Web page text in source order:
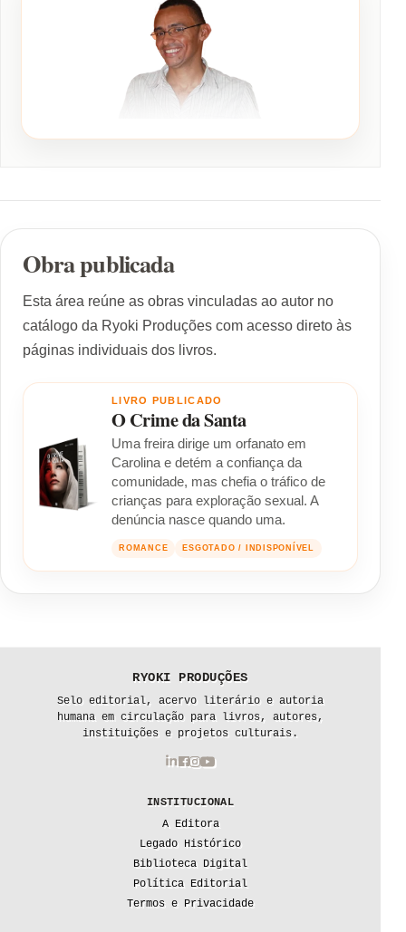
Obra publicada
Esta área reúne as obras vinculadas ao autor no
catálogo da Ryoki Produções com acesso direto às
páginas individuais dos livros.
LIVRO PUBLICADO
O Crime da Santa
Uma freira dirige um orfanato em
Carolina e detém a confiança da
comunidade, mas chefia o tráfico de
crianças para exploração sexual. A
denúncia nasce quando uma.
ROMANCE ESGOTADO / INDISPONÍVEL
RYOKI PRODUÇÕES
Selo editorial, acervo literário e autoria
humana em circulação para livros, autores,
instituições e projetos culturais.
INSTITUCIONAL
A Editora
Legado Histórico
Biblioteca Digital
Política Editorial
Termos e Privacidade